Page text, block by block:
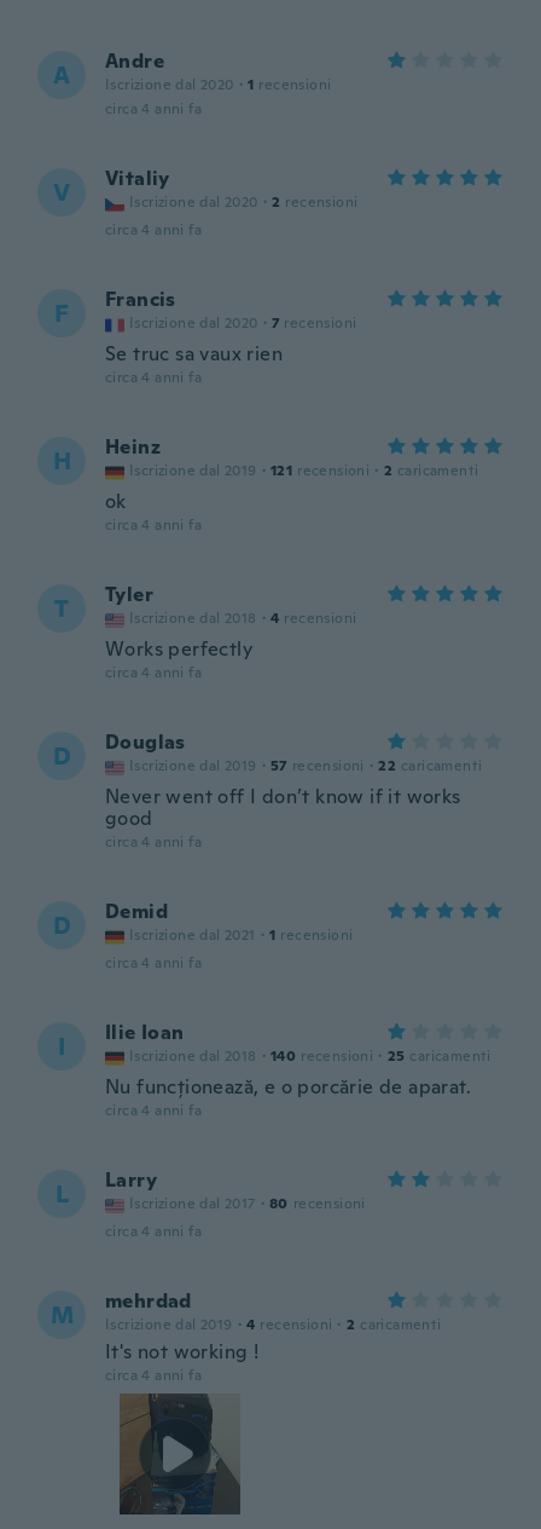
A Andre
Iscrizione dal 2020 · 1 recensioni
circa 4 anni fa
V Vitaliy
Iscrizione dal 2020 · 2 recensioni
circa 4 anni fa
F Francis
Iscrizione dal 2020 · 7 recensioni
Se truc sa vaux rien
circa 4 anni fa
H Heinz
Iscrizione dal 2019 · 121 recensioni · 2 caricamenti
ok
circa 4 anni fa
T Tyler
Iscrizione dal 2018 · 4 recensioni
Works perfectly
circa 4 anni fa
D Douglas
Iscrizione dal 2019 · 57 recensioni · 22 caricamenti
Never went off I don’t know if it works
good
circa 4 anni fa
D Demid
Iscrizione dal 2021 · 1 recensioni
circa 4 anni fa
I Ilie Ioan
Iscrizione dal 2018 · 140 recensioni · 25 caricamenti
Nu funcționează, e o porcărie de aparat.
circa 4 anni fa
L Larry
Iscrizione dal 2017 · 80 recensioni
circa 4 anni fa
M mehrdad
Iscrizione dal 2019 · 4 recensioni · 2 caricamenti
It's not working !
circa 4 anni fa